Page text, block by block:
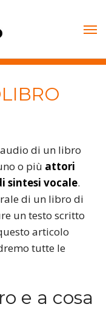
di un libro
o più attori
sintesi vocale.
di un libro di
un testo scritto
articolo
tutte le
e a cosa